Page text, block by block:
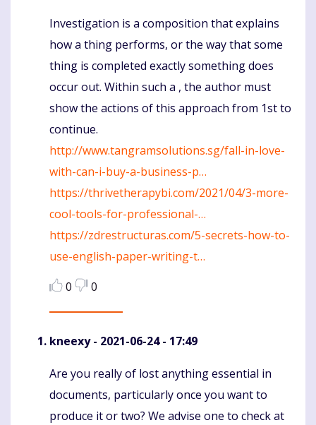
Komentaras
Investigation is a composition that explains
how a thing performs, or the way that some
thing is completed exactly something does
occur out. Within such a , the author must
show the actions of this approach from 1st to
continue.
http://www.tangramsolutions.sg/fall-in-love-
with-can-i-buy-a-business-p…
https://thrivetherapybi.com/2021/04/3-more-
cool-tools-for-professional-…
https://zdrestructuras.com/5-secrets-how-to-
use-english-paper-writing-t…
0
0
kneexy- 2021-06-24 - 17:49
Komentaras
Are you really of lost anything essential in
documents, particularly once you want to
produce it or two? We advise one to check at